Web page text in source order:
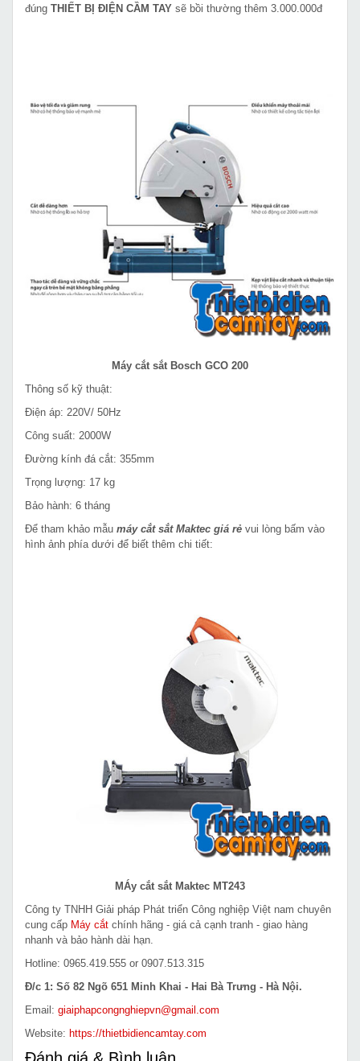
đúng THIẾT BỊ ĐIỆN CẦM TAY sẽ bồi thường thêm 3.000.000đ
Máy cắt sắt Bosch GCO 200
Thông số kỹ thuật:
Điện áp: 220V/ 50Hz
Công suất: 2000W
Đường kính đá cắt: 355mm
Trọng lượng: 17 kg
Bảo hành: 6 tháng
Để tham khảo mẫu máy cắt sắt Maktec giá rẻ vui lòng bấm vào
hình ảnh phía dưới để biết thêm chi tiết:
MÁy cắt sắt Maktec MT243
Công ty TNHH Giải pháp Phát triển Công nghiệp Việt nam chuyên
cung cấp Máy cắt chính hãng - giá cả cạnh tranh - giao hàng
nhanh và bảo hành dài hạn.
Hotline: 0965.419.555 or 0907.513.315
Đ/c 1: Số 82 Ngõ 651 Minh Khai - Hai Bà Trưng - Hà Nội.
Email: giaiphapcongnghiepvn@gmail.com
Website: https://thietbidiencamtay.com